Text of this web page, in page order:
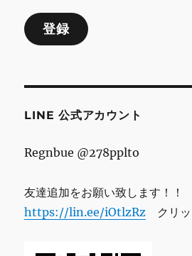
ル
ア
ス
登録
LINE 公式アカウント
Regnbue @278pplto
友達追加をお願い致します！！
https://lin.ee/iOtlzRz クリッ